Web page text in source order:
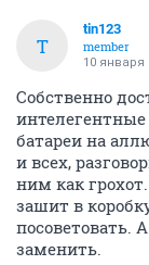
T
tin123
member
10 января
Собственно
батареи на
и всех,
ним как
зашит в
посоветовать.
заменить.